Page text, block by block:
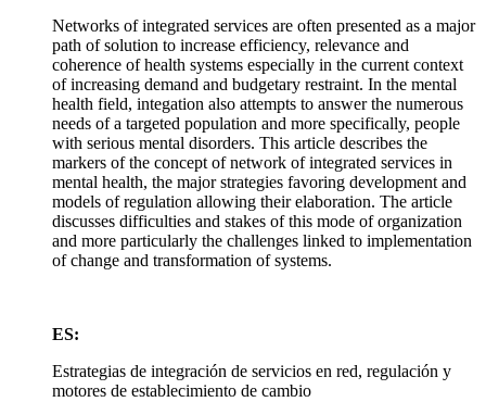
Networks of integrated services are often presented as a major
path of solution to increase efficiency, relevance and
coherence of health systems especially in the current context
of increasing demand and budgetary restraint. In the mental
health field, integation also attempts to answer the numerous
needs of a targeted population and more specifically, people
with serious mental disorders. This article describes the
markers of the concept of network of integrated services in
mental health, the major strategies favoring development and
models of regulation allowing their elaboration. The article
discusses difficulties and stakes of this mode of organization
and more particularly the challenges linked to implementation
of change and transformation of systems.
ES:
Estrategias de integración de servicios en red, regulación y
motores de establecimiento de cambio